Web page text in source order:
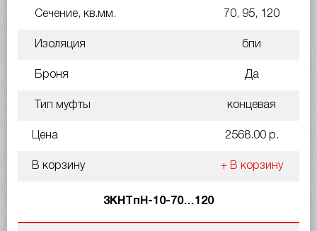
Сечение, кв.мм. 70, 95, 120
Изоляция бпи
Броня Да
Тип муфты концевая
Цена 2568.00 р.
В корзину + В корзину
3КНТпН-10-70…120